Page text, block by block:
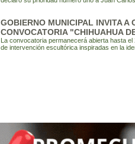
GOBIERNO MUNICIPAL INVITA A
CONVOCATORIA "CHIHUAHUA
La convocatoria permanecerá abierta hasta
de intervención escultórica inspiradas en la